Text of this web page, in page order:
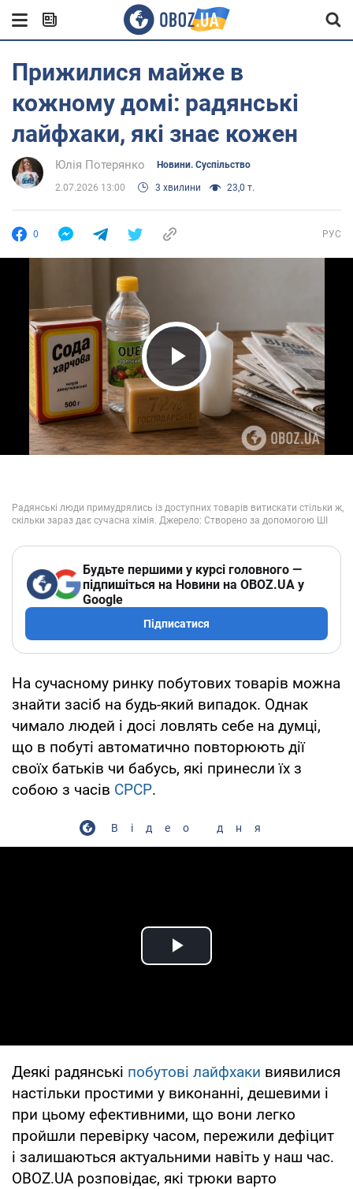
Прижилися майже в
кожному домі: радянські
лайфхаки, які знає кожен
Юлія Потерянко Новини. Суспільство
2.07.2026 13:00 3 хвилини 23,0 т.
0 РУС
Play Video
Будьте першими у курсі головного —
підпишіться на Новини на OBOZ.UA у
Google
Підписатися
На сучасному ринку побутових товарів можна
знайти засіб на будь-який випадок. Однак
чимало людей і досі ловлять себе на думці,
що в побуті автоматично повторюють дії
своїх батьків чи бабусь, які принесли їх з
собою з часів СРСР.
Відео дня
Play Video
Деякі радянські побутові лайфхаки виявилися
настільки простими у виконанні, дешевими і
при цьому ефективними, що вони легко
пройшли перевірку часом, пережили дефіцит
і залишаються актуальними навіть у наш час.
OBOZ.UA розповідає, які трюки варто